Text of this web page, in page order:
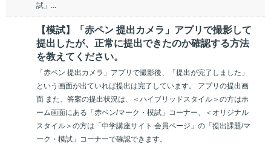
試」...
【模試】「赤ペン 提出カメラ」アプリで撮影して
提出したが、正常に提出できたのか確認する方法
を教えてください。
「赤ペン 提出カメラ」アプリで撮影後、「提出が完了しました」
という画面が出ていれば提出は完了しています。 アプリの提出画
面 また、答案の提出状況は、＜ハイブリッドスタイル＞の方はホ
ーム画面にある「赤ペン/マーク・模試」コーナー、＜オリジナル
スタイル＞の方は「中学講座サイト 会員ページ」の「提出課題/マ
ーク・模試」コーナーで確認できます。